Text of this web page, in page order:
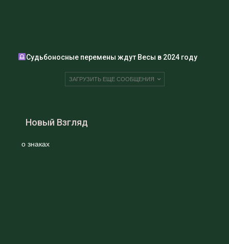
Судьбоносные перемены ждут Весы в 2024 году
ЗАГРУЗИТЬ ЕЩЕ СООБЩЕНИЯ
Новый Взгляд
о знаках